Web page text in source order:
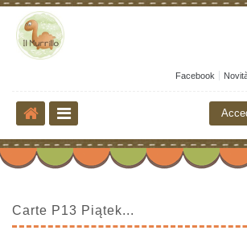
Facebook
Carte P13 Piątek...